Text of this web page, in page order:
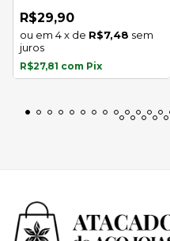
R$29,90
4x de R$7,48 sem
juros
R$27,81 com Pix